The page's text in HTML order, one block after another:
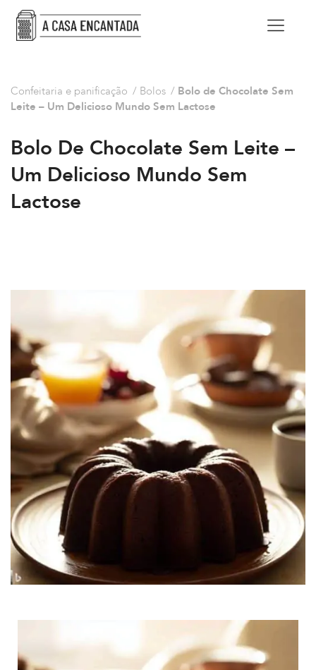
Confeitaria e panificação / Bolos / Bolo de Chocolate Sem
Leite – Um Delicioso Mundo Sem Lactose
Bolo De Chocolate Sem Leite –
Um Delicioso Mundo Sem
Lactose